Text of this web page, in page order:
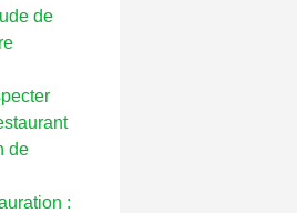
de
de
: